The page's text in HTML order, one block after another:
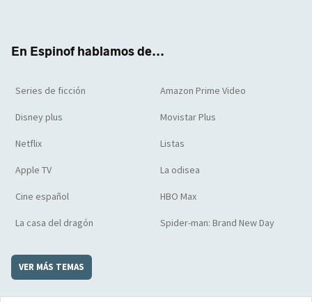
En Espinof hablamos de...
Series de ficción Amazon Prime Video
Disney plus Movistar Plus
Netflix Listas
Apple TV La odisea
Cine español HBO Max
La casa del dragón Spider-man: Brand New Day
VER MÁS TEMAS